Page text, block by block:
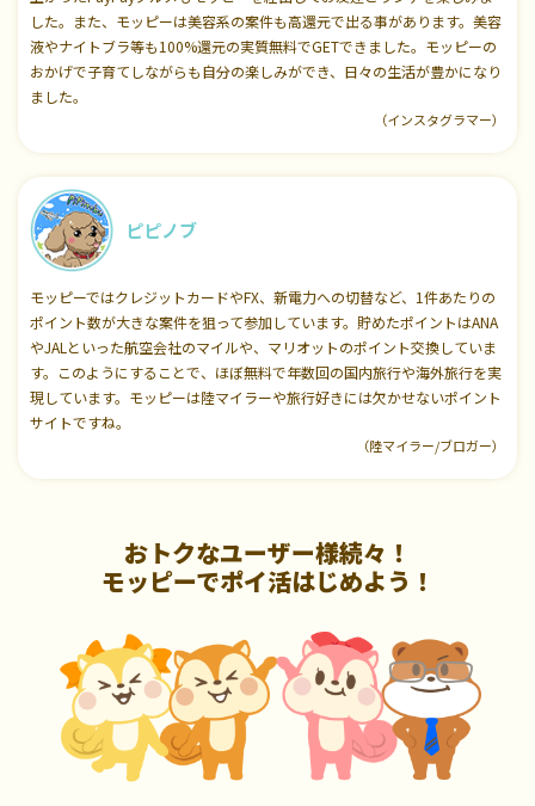
した。また、モッピーは美容系の案件も高還元で出る事があります。美容
液やナイトブラ等も100%還元の実質無料でGETできました。モッピーの
おかげで子育てしながらも自分の楽しみができ、日々の生活が豊かになり
ました。
（インスタグラマー）
ピピノブ
モッピーではクレジットカードやFX、新電力への切替など、1件あたりの
ポイント数が大きな案件を狙って参加しています。貯めたポイントはANA
やJALといった航空会社のマイルや、マリオットのポイント交換していま
す。このようにすることで、ほぼ無料で年数回の国内旅行や海外旅行を実
現しています。モッピーは陸マイラーや旅行好きには欠かせないポイント
サイトですね。
（陸マイラー/ブロガー）
おトクなユーザー様続々！
モッピーでポイ活はじめよう！